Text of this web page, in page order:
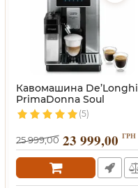
Кавомашина De’Longhi
PrimaDonna Soul
(5)
25 999,00 23 999,00 ГРН